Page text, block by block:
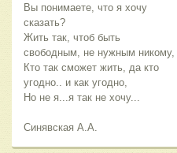
Вы понимаете, что я хочу
сказать?
Жить так, чтоб быть
свободным, не нужным никому,
Кто так сможет жить, да кто
угодно.. и как угодно,
Но не я...я так не хочу...
Синявская А.А.